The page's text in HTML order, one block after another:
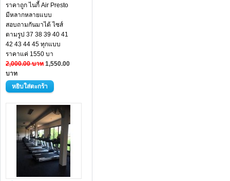
ราคาถูก ไนกี้ Air Presto
มีหลากหลายแบบ
สอบถามกันมาได้ ไซส์
ตามรูป 37 38 39 40 41
42 43 44 45 ทุกแบบ
ราคาแค่ 1550 บา
2,000.00 บาท 1,550.00
บาท